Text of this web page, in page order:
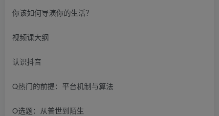
你该如何导演你的生活？
视频课大纲
认识抖音
Q热门的前提：平台机制与算法
O选题：从普世到陌生